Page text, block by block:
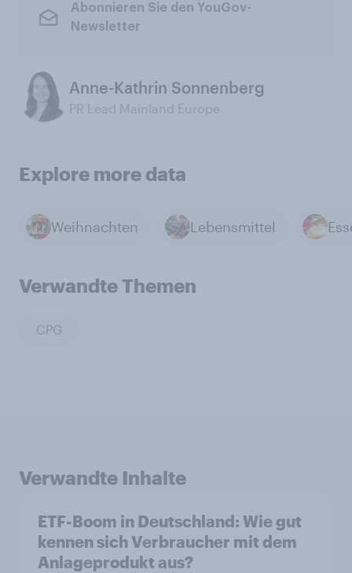
Abonnieren Sie den YouGov-
Newsletter
Anne-Kathrin Sonnenberg
PR Lead Mainland Europe
Explore more data
Weihnachten Lebensmittel
Verwandte Themen
CPG
Verwandte Inhalte
ETF-Boom in Deutschland: Wie gut
kennen sich Verbraucher mit dem
Anlageprodukt aus?